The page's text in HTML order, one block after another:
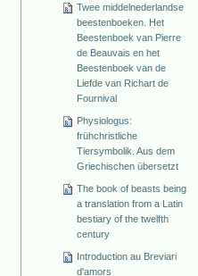
Twee middelnederlandse
beestenboeken. Het
Beestenboek van Pierre
de Beauvais en het
Beestenboek van de
Liefde van Richart de
Fournival
Physiologus:
frühchristliche
Tiersymbolik. Aus dem
Griechischen übersetzt
The book of beasts being
a translation from a Latin
bestiary of the twelfth
century
Introduction au Breviari
d'amors